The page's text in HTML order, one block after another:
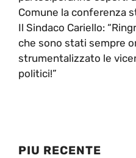
Comune la conferenza
Il Sindaco Cariello:
che sono stati sempre
strumentalizzato le
politici!”
PIU RECENTE